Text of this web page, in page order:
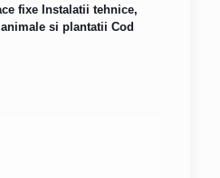
fixe Instalatii tehnice,
si plantatii Cod